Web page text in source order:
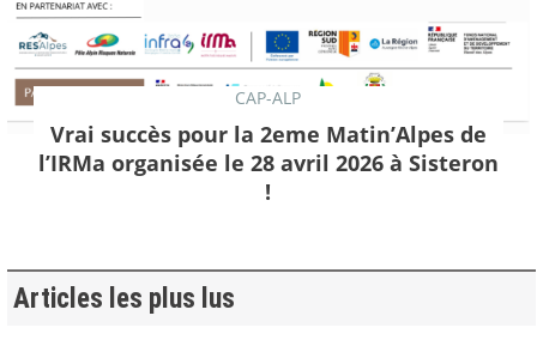
CAP-ALP
Vrai succès pour la 2eme Matin’Alpes de
l’IRMa organisée le 28 avril 2026 à Sisteron
!
Articles les plus lus